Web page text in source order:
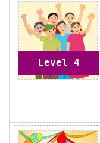
Level 4